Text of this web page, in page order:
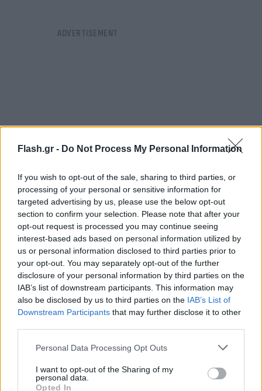
Flash.gr - Do Not Process My Personal Information
If you wish to opt-out of the sale, sharing to third parties, or
processing of your personal or sensitive information for
targeted advertising by us, please use the below opt-out
section to confirm your selection. Please note that after your
opt-out request is processed you may continue seeing
interest-based ads based on personal information utilized by
us or personal information disclosed to third parties prior to
your opt-out. You may separately opt-out of the further
disclosure of your personal information by third parties on the
IAB’s list of downstream participants. This information may
also be disclosed by us to third parties on the IAB’s List of
Downstream Participants that may further disclose it to other
Please note that this website/app uses one or more Google
not limited to your visit or usage behaviour. You may click to
grant or deny consent to Google and its third-party tags to
Personal Data Processing Opt Outs
I want to opt-out of the Sharing of my
personal data.
Opted In
Συντριπτική ήττα του δημάρχου Σπάρτης,
Πέτρου Δούκα
Καταποντίστηκε ο νυν δήμαρχος Σπάρτης,Πέτρος
Δούκας, ο οποίος όχι μόνο δεν πέρασε στο
δεύτερο γύρο, αλλά ήρθε πέμπτος
συγκεντρώνοντας ένα ποσοστό που άγγιξε το
Στο 100% της ενσωμάτωσης, στον β’ γύρο την